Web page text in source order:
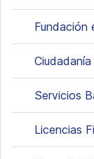
Fundación
Servicios
Licencias